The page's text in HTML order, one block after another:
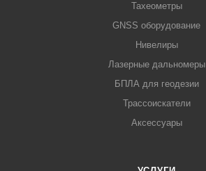
Тахеометры
GNSS оборудование
Нивелиры
Лазерные дальномеры
БПЛА для геодезии
Трассоискатели
Аксессуары